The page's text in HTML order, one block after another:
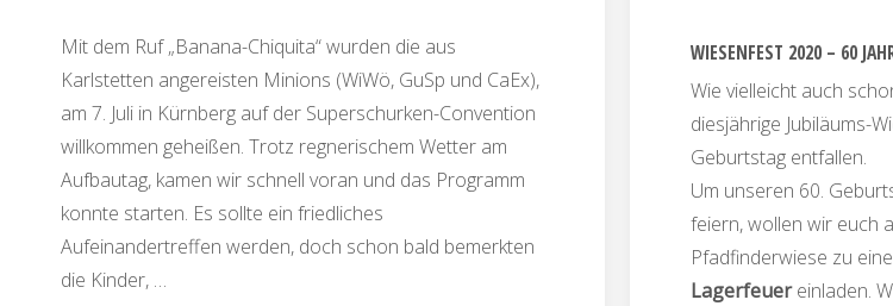
WIESENFEST 2020 – 60
Wie vielleicht auch
diesjährige Jubiläums-
Geburtstag entfallen.
Um unseren 60.
feiern, wollen wir euch
Pfadfinderwiese zu
Lagerfeuereinladen.
Mit dem Ruf „Banana-Chiquita“ wurden die aus
Karlstetten angereisten Minions (WiWö, GuSp und CaEx),
am 7. Juli in Kürnberg auf der Superschurken-Convention
willkommen geheißen. Trotz regnerischem Wetter am
Aufbautag, kamen wir schnell voran und das Programm
konnte starten. Es sollte ein friedliches
Aufeinandertreffen werden, doch schon bald bemerkten
die Kinder, …